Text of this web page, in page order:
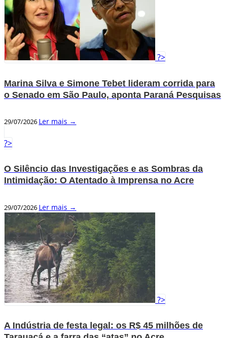
?>
Marina Silva e Simone Tebet lideram corrida para
o Senado em São Paulo, aponta Paraná Pesquisas
29/07/2026 Ler mais →
?>
O Silêncio das Investigações e as Sombras da
Intimidação: O Atentado à Imprensa no Acre
29/07/2026 Ler mais →
?>
A Indústria de festa legal: os R$ 45 milhões de